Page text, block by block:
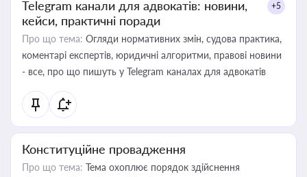
Telegram канали для адвокатів: новини,
кейси, практичні поради
+5
Про що тема: Огляди нормативних змін, судова практика,
коментарі експертів, юридичні алгоритми, правові новини
- все, про що пишуть у Telegram каналах для адвокатів
Конституційне провадження
Про що тема: Тема охоплює порядок здійснення